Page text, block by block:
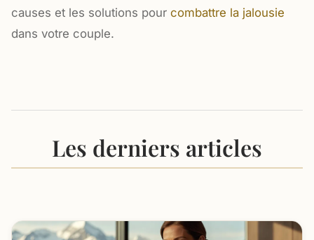
causes et les solutions pour combattre la jalousie
dans votre couple.
Les derniers articles